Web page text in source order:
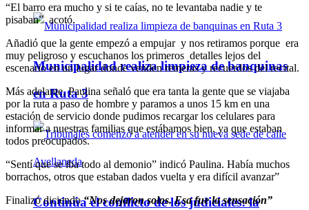
Municipalidad realiza limpieza de banquinas
en Ruta 3
Continúa el conflicto de los judiciales: la
“El barro era mucho y si te caías, no te levantaba nadie y te
pisaban” acotó.
Añadió que la gente empezó a empujar y nos retiramos porque era
muy peligroso y escuchanos los primeros detalles lejos del
escenario en un lugar donde venden remeras y recuerdos del recital.
Más adelante, Paulina señaló que era tanta la gente que se viajaba
por la ruta a paso de hombre y paramos a unos 15 km en una
estación de servicio donde pudimos recargar los celulares para
informar a nuestras familias que estábamos bien, ya que estaban
todos preocupados.
“Sentí que se iba todo al demonio” indicó Paulina. Había muchos
borrachos, otros que estaban dados vuelta y era difícil avanzar”
Finalizó diciendo“Nos dejaron solos. Esa fue la sensación”